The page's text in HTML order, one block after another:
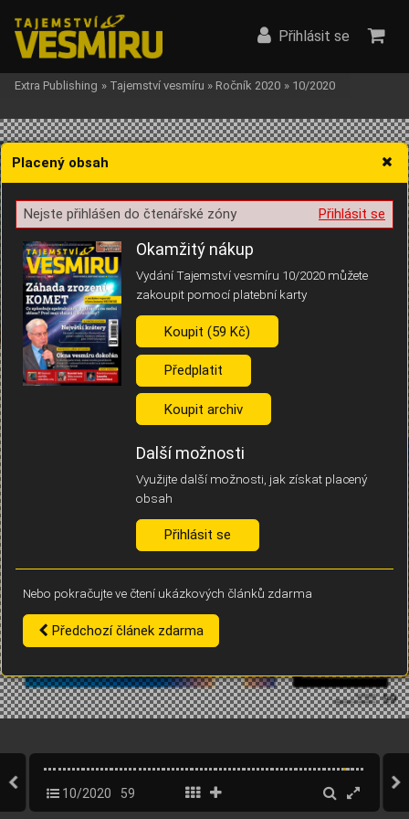
Žádost o souhlas s ukládáním volitelných informací
Pro základní fungování webu nepotřebujeme ukládat žádné informace
(tzv. cookies apod.). Rádi bychom vás ale požádali o souhlas s
uložením volitelných informací:
Anonymní unikátní ID
Díky němu příště poznáme, že se jedná o stejné zařízení, a
Identifikátor je zcela anonymní.
Vaše souhlasy a odmítnutí si ukládáme do vašeho zařízení, abychom se
vás už příště znovu neptali. Můžete je kdykoli později upravit ve Správě
Přihlásit se
Extra Publishing » Tajemství vesmíru » Ročník 2020 » 10/2020
10/2020 59
Placený obsah
Přihlásit se
Nejste přihlášen do čtenářské zóny
Okamžitý nákup
Vydání Tajemství vesmíru 10/2020 můžete
zakoupit pomocí platební karty
Koupit (59 Kč)
Předplatit
Koupit archiv
Další možnosti
Využijte další možnosti, jak získat placený
obsah
Přihlásit se
Nebo pokračujte ve čtení ukázkových článků zdarma
Předchozí článek zdarma